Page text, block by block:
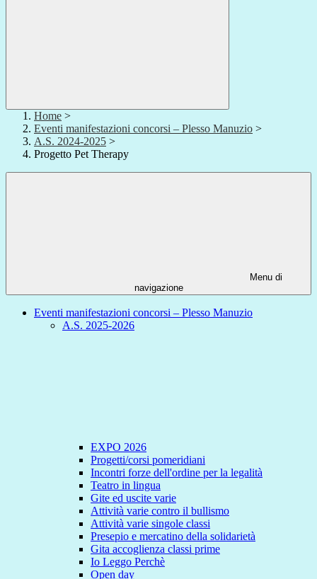
Home >
Eventi manifestazioni concorsi – Plesso Manuzio >
A.S. 2024-2025 >
Progetto Pet Therapy
Menu di
navigazione
Eventi manifestazioni concorsi – Plesso Manuzio
A.S. 2025-2026
EXPO 2026
Progetti/corsi pomeridiani
Incontri forze dell'ordine per la legalità
Teatro in lingua
Gite ed uscite varie
Attività varie contro il bullismo
Attività varie singole classi
Presepio e mercatino della solidarietà
Gita accoglienza classi prime
Io Leggo Perchè
Open day